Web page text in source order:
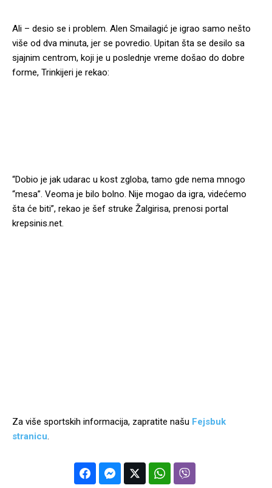
Ali – desio se i problem. Alen Smailagić je igrao samo nešto
više od dva minuta, jer se povredio. Upitan šta se desilo sa
sjajnim centrom, koji je u poslednje vreme došao do dobre
forme, Trinkijeri je rekao:
“Dobio je jak udarac u kost zgloba, tamo gde nema mnogo
“mesa”. Veoma je bilo bolno. Nije mogao da igra, videćemo
šta će biti”, rekao je šef struke Žalgirisa, prenosi portal
krepsinis.net.
Za više sportskih informacija, zapratite našu Fejsbuk
stranicu.